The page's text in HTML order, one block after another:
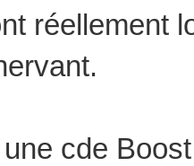
réellement
cde